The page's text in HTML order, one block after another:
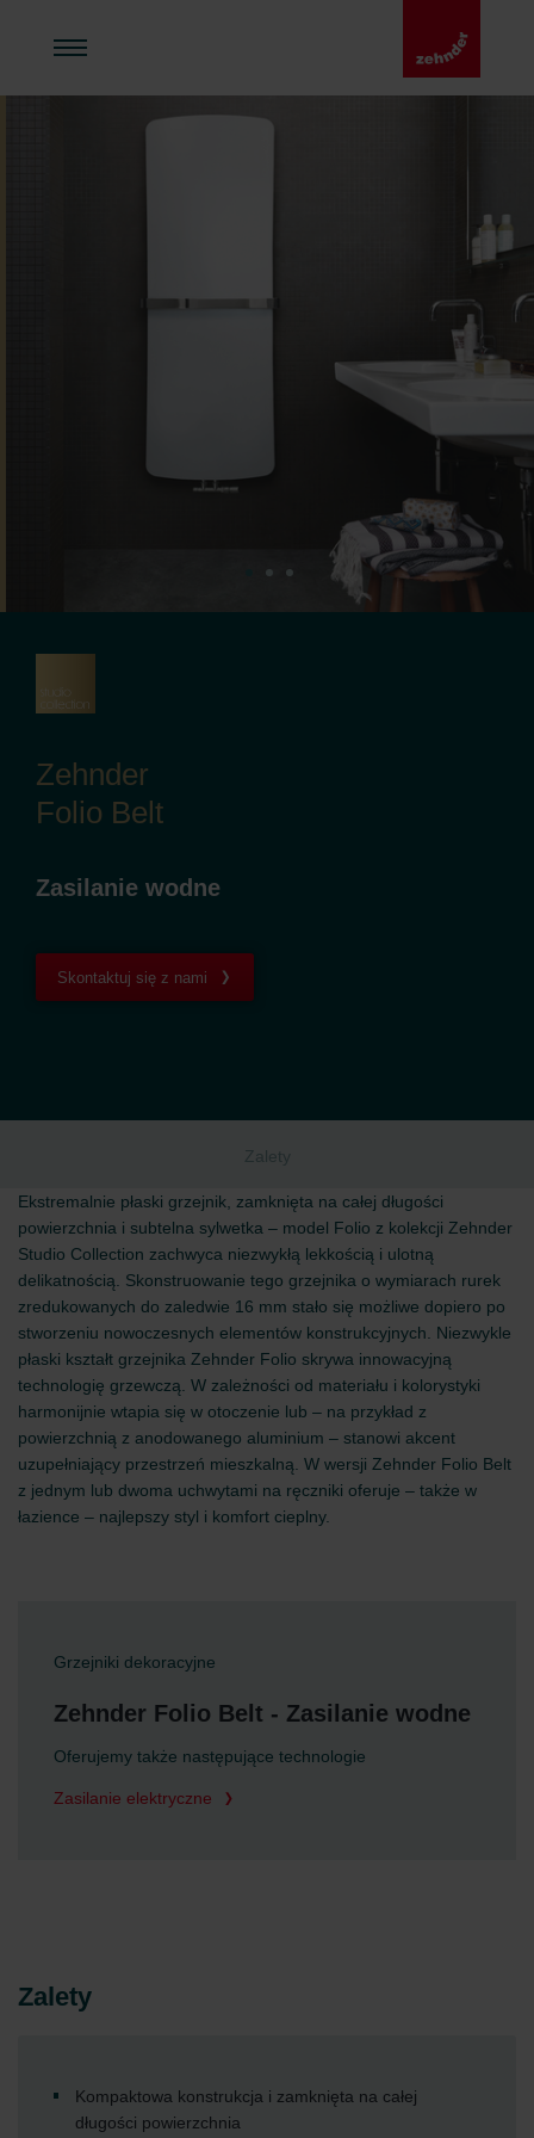
Zehnder
Folio Belt
Zasilanie wodne
Skontaktuj się z nami
Zalety
Ekstremalnie płaski grzejnik, zamknięta na całej długości
powierzchnia i subtelna sylwetka – model Folio z kolekcji Zehnder
Studio Collection zachwyca niezwykłą lekkością i ulotną
delikatnością. Skonstruowanie tego grzejnika o wymiarach rurek
zredukowanych do zaledwie 16 mm stało się możliwe dopiero po
stworzeniu nowoczesnych elementów konstrukcyjnych. Niezwykle
płaski kształt grzejnika Zehnder Folio skrywa innowacyjną
technologię grzewczą. W zależności od materiału i kolorystyki
harmonijnie wtapia się w otoczenie lub – na przykład z
powierzchnią z anodowanego aluminium – stanowi akcent
uzupełniający przestrzeń mieszkalną. W wersji Zehnder Folio Belt
z jednym lub dwoma uchwytami na ręczniki oferuje – także w
łazience – najlepszy styl i komfort cieplny.
Grzejniki dekoracyjne
Zehnder Folio Belt - Zasilanie wodne
Oferujemy także następujące technologie
Zasilanie elektryczne
Zalety
Kompaktowa konstrukcja i zamknięta na całej
długości powierzchnia